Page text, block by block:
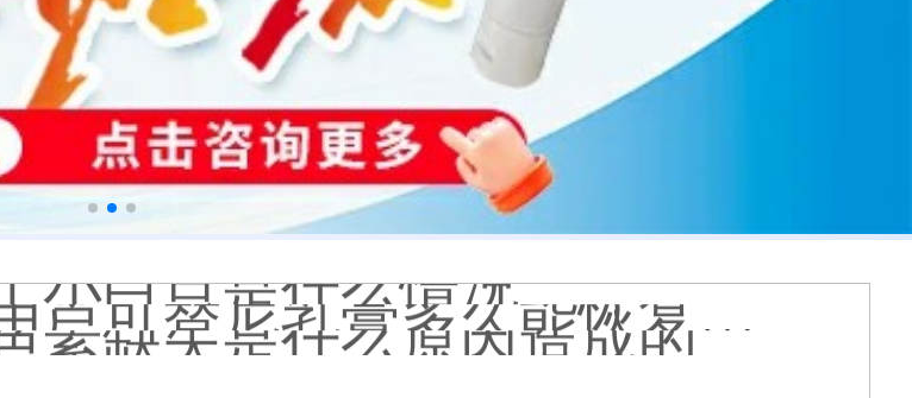
期用激素药膏会有副作用吗
显示亮白色荧光代表什么意思
小白点是什么情况
芦可替尼乳膏多久能恢复正常色
素缺失是什么原因造成的
风和白色糠疹怎么肉眼区分
中医皮肤病医院看白斑好吗
能涂在嘴唇周围的白斑上吗